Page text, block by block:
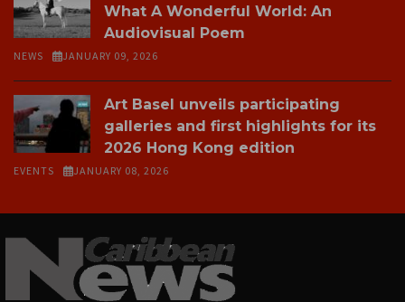
What A Wonderful World: An
Audiovisual Poem
NEWS JANUARY 09, 2026
Art Basel unveils participating
galleries and first highlights for its
2026 Hong Kong edition
EVENTS JANUARY 08, 2026